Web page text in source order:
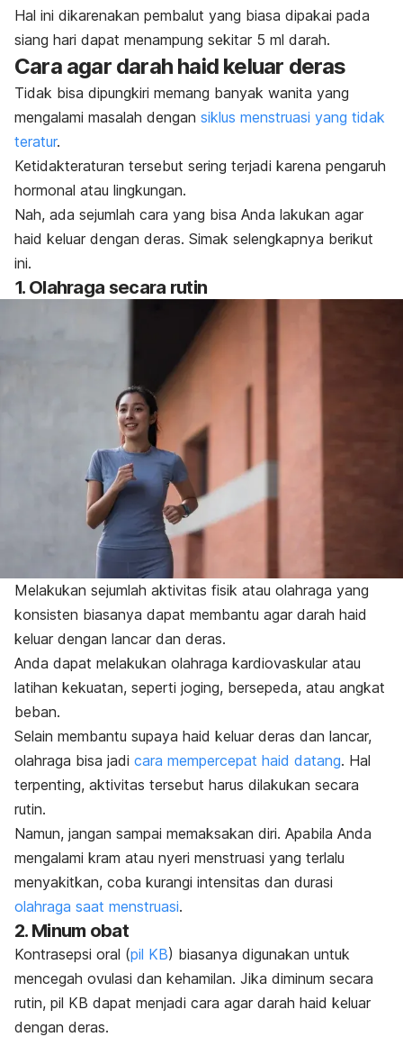
Hal ini dikarenakan pembalut yang biasa dipakai pada
siang hari dapat menampung sekitar 5 ml darah.
Cara agar darah haid keluar deras
Tidak bisa dipungkiri memang banyak wanita yang
mengalami masalah dengan siklus menstruasi yang tidak
teratur.
Ketidakteraturan tersebut sering terjadi karena pengaruh
hormonal atau lingkungan.
Nah, ada sejumlah cara yang bisa Anda lakukan agar
haid keluar dengan deras. Simak selengkapnya berikut
ini.
1. Olahraga secara rutin
Melakukan sejumlah aktivitas fisik atau olahraga yang
konsisten biasanya dapat membantu agar darah haid
keluar dengan lancar dan deras.
Anda dapat melakukan olahraga kardiovaskular atau
latihan kekuatan, seperti joging, bersepeda, atau angkat
beban.
Selain membantu supaya haid keluar deras dan lancar,
olahraga bisa jadi cara mempercepat haid datang. Hal
terpenting, aktivitas tersebut harus dilakukan secara
rutin.
Namun, jangan sampai memaksakan diri. Apabila Anda
mengalami kram atau nyeri menstruasi yang terlalu
menyakitkan, coba kurangi intensitas dan durasi
olahraga saat menstruasi.
2. Minum obat
Kontrasepsi oral (pil KB) biasanya digunakan untuk
mencegah ovulasi dan kehamilan. Jika diminum secara
rutin, pil KB dapat menjadi cara agar darah haid keluar
dengan deras.